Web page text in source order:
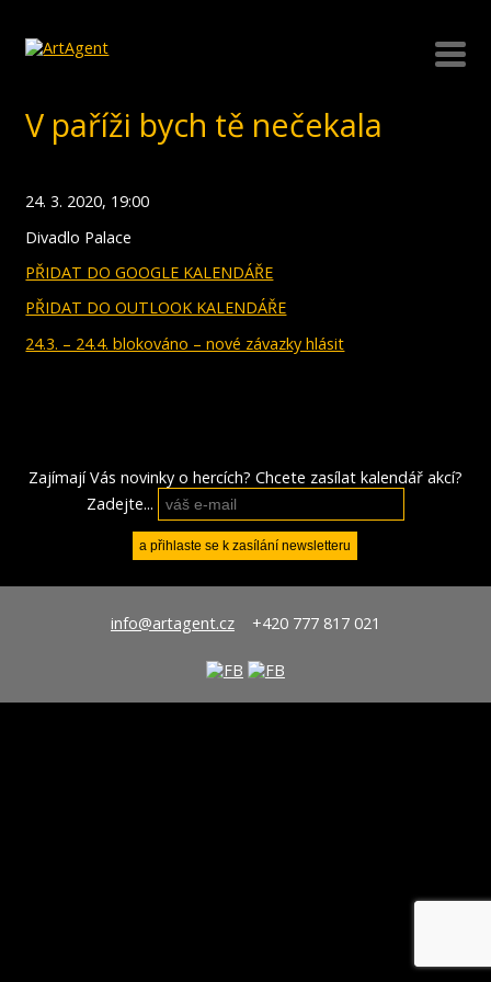
V paříži bych tě nečekala
24. 3. 2020, 19:00
Divadlo Palace
PŘIDAT DO GOOGLE KALENDÁŘE
PŘIDAT DO OUTLOOK KALENDÁŘE
24.3. – 24.4. blokováno – nové závazky hlásit
Zajímají Vás novinky o hercích? Chcete zasílat kalendář akcí?
Zadejte...
info@artagent.cz+420 777 817 021